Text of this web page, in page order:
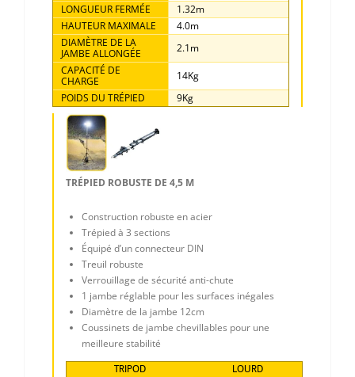
LONGUEUR FERMÉE
1.32m
HAUTEUR MAXIMALE
4.0m
DIAMÈTRE DE LA
JAMBE ALLONGÉE
2.1m
CAPACITÉ DE
CHARGE
14Kg
POIDS DU TRÉPIED
9Kg
TRÉPIED ROBUSTE DE 4,5 M
Construction robuste en acier
Trépied à 3 sections
Équipé d’un connecteur DIN
Treuil robuste
Verrouillage de sécurité anti-chute
1 jambe réglable pour les surfaces inégales
Diamètre de la jambe 12cm
Coussinets de jambe chevillables pour une
meilleure stabilité
TRIPOD LOURD